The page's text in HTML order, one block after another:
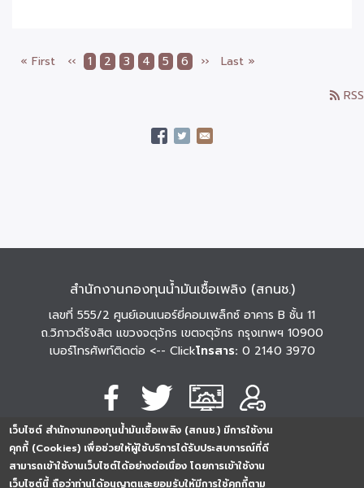
เว็บไซต์ สำนักงานกองทุนน้ำมันเชื้อเพลิง (สกนช.) มีการใช้งาน
คุกกี้ (Cookies) เพื่อช่วยให้ผู้ใช้บริการได้รับประสบการณ์ที่ดี
สามารถเข้าใช้งานเว็บไซต์ได้อย่างต่อเนื่อง โดยการเข้าใช้งาน
เว็บไซต์นี้ ถือว่าท่านได้อนุญาตและยอมรับให้มีการใช้คุกกี้ตาม
Pagination
หน้า
« First
หน้า
‹‹ Page
1
Current
2 Page
3 Page
4 Page
5 Page
6
Next
››
Last
Last »
RSS
สำนักงานกองทุนน้ำมันเชื้อเพลิง (สกนช.)
เลขที่ 555/2 ศูนย์เอนเนอร์ยี่คอมเพล็กซ์ อาคาร B ชั้น 11
ถ.วิภาวดีรังสิต แขวงจตุจักร เขตจตุจักร กรุงเทพฯ 10900
เบอร์โทรศัพท์ติดต่อ <-- Clickโทรสาร: 0 2140 3970
นโยบายการคุ้มครอง
ข้อมูลส่วนบุคคล
นโยบายการรักษาความ
มั่นคงปลอดภัย